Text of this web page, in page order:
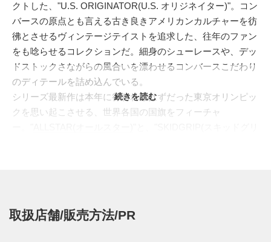
クトした、"U.S. ORIGINATOR(U.S. オリジネイター)"。コン
バースの原点とも言える古き良きアメリカンカルチャーを彷
彿とさせるヴィンテージテイストを追求した、往年のファン
をも唸らせるコレクションだ。細身のシューレースや、デッ
ドストックさながらの風合いを漂わせるコンバースこだわり
のディテールを詰め込んでいる。
シリーズ最新作は本年に行われるはずだった東京オリンピッ
クを思い起こさせる、世界各国の国旗をフィーチャ
る。
続きを読む
取扱店舗/販売方法/PR